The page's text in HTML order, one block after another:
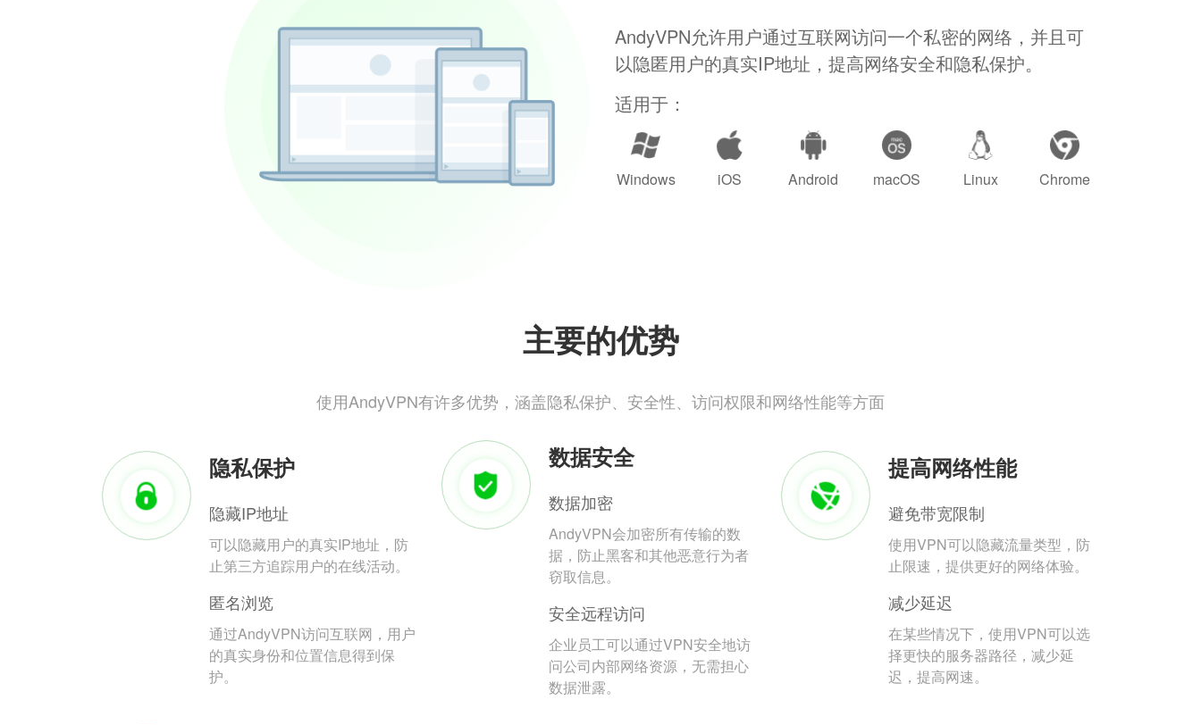
AndyVPN允许用户通过互联网访问一个私密的网络，并且可
以隐匿用户的真实IP地址，提高网络安全和隐私保护。
适用于：
Windows iOS Android macOS Linux Chrome
主要的优势
使用AndyVPN有许多优势，涵盖隐私保护、安全性、访问权限和网络性能等方面
隐私保护
隐藏IP地址
可以隐藏用户的真实IP地址，防
止第三方追踪用户的在线活动。
匿名浏览
通过AndyVPN访问互联网，用户
的真实身份和位置信息得到保
护。
数据安全
数据加密
AndyVPN会加密所有传输的数
据，防止黑客和其他恶意行为者
窃取信息。
安全远程访问
企业员工可以通过VPN安全地访
问公司内部网络资源，无需担心
数据泄露。
提高网络性能
避免带宽限制
使用VPN可以隐藏流量类型，防
止限速，提供更好的网络体验。
减少延迟
在某些情况下，使用VPN可以选
择更快的服务器路径，减少延
迟，提高网速。